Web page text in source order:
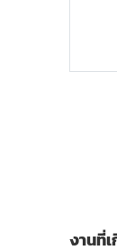
งานที่